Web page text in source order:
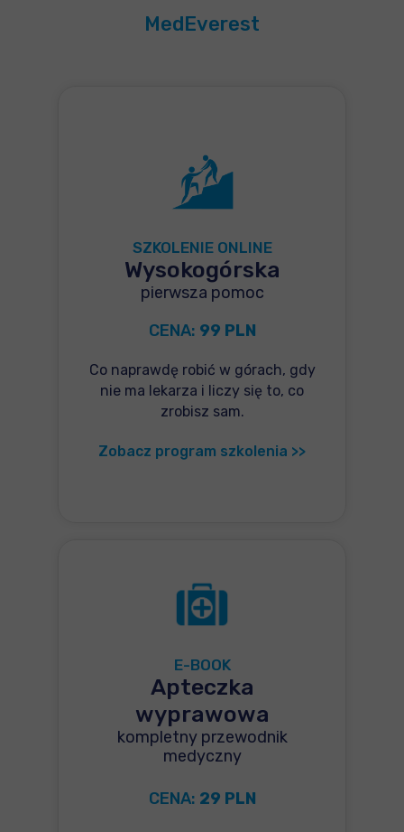
E-BOOK
Apteczka
wyprawowa
kompletny przewodnik
medyczny
CENA: 29 PLN
SZKOLENIE ONLINE
Wysokogórska
pierwsza pomoc
CENA: 99 PLN
Co naprawdę robić w górach, gdy
nie ma lekarza i liczy się to, co
zrobisz sam.
Zobacz program szkolenia >>
MedEverest